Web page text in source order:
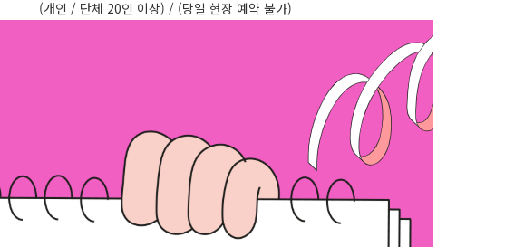
(개인 / 단체 20인 이상) / (당일 현장 예약 불가)